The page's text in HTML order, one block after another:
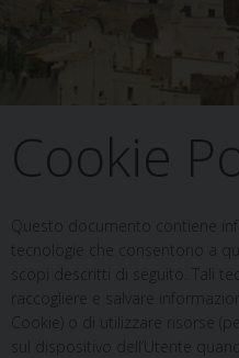
Cookie
Questo documento contiene
tecnologie che consentono a
scopi descritti di seguito. Tali
raccogliere e salvare
Cookie) o di utilizzare risorse
sul dispositivo dell’Utente